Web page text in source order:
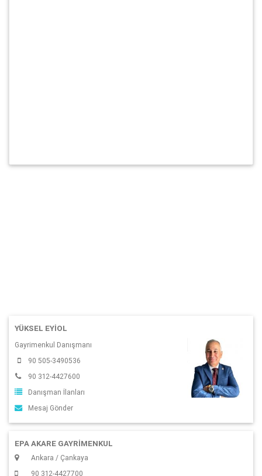
YÜKSEL EYİOL
Gayrimenkul Danışmanı
90 505-3490536
90 312-4427600
Danışman İlanları
Mesaj Gönder
EPA AKARE GAYRİMENKUL
Ankara / Çankaya
90 312-4427700